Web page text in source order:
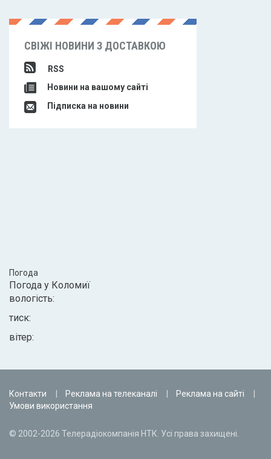
СВІЖІ НОВИНИ З ДОСТАВКОЮ
RSS
Новини на вашому сайті
Підписка на новини
Погода
Погода у Коломиї
вологість:
тиск:
вітер:
Контакти Реклама на телеканалі
Реклама на сайті
Умови використання
© 2002-2026 Телерадіокомпанія НТК. Усі права захищені.